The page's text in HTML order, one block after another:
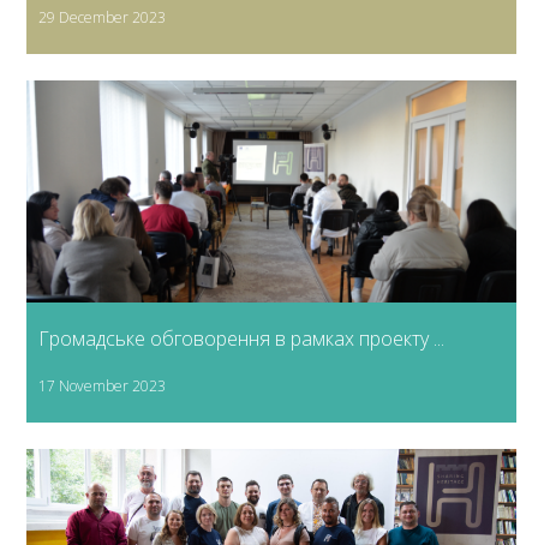
29 December 2023
Громадське обговорення в рамках проекту ...
17 November 2023